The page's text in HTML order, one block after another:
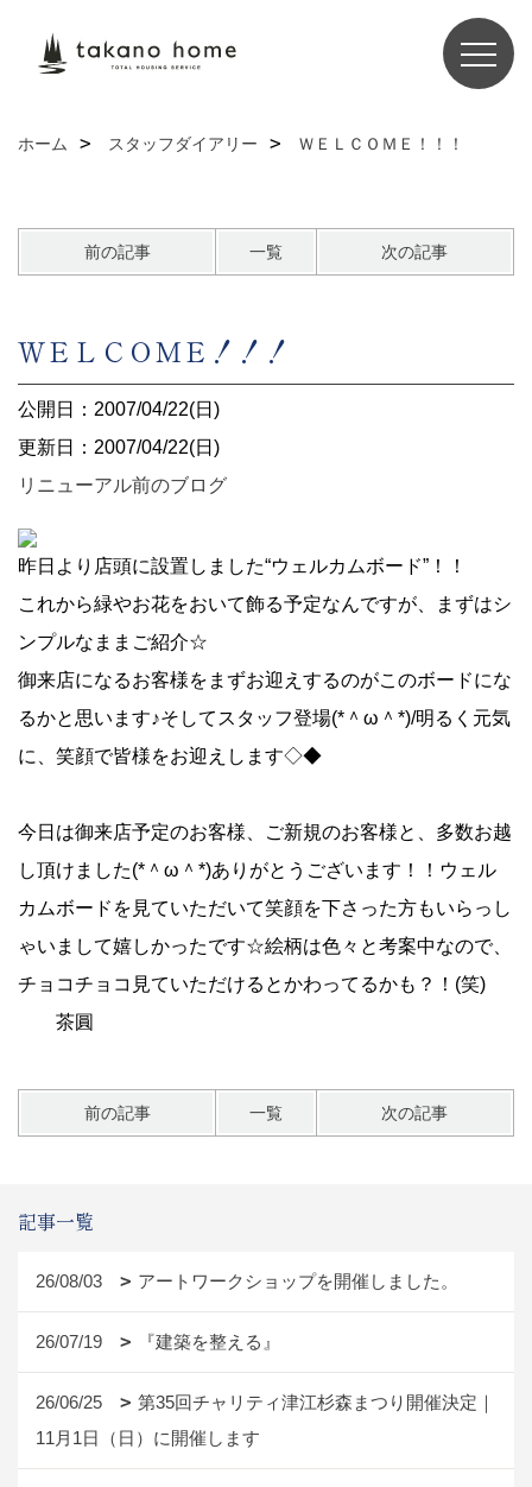
ホーム スタッフダイアリー ＷＥＬＣＯＭＥ！！！
前の記事 一覧 次の記事
ＷＥＬＣＯＭＥ！！！
公開日：2007/04/22(日)
更新日：2007/04/22(日)
リニューアル前のブログ
昨日より店頭に設置しました“ウェルカムボード”！！
これから緑やお花をおいて飾る予定なんですが、まずはシ
ンプルなままご紹介☆
御来店になるお客様をまずお迎えするのがこのボードにな
るかと思います♪そしてスタッフ登場(*＾ω＾*)/明るく元気
に、笑顔で皆様をお迎えします◇◆
今日は御来店予定のお客様、ご新規のお客様と、多数お越
し頂けました(*＾ω＾*)ありがとうございます！！ウェル
カムボードを見ていただいて笑顔を下さった方もいらっし
ゃいまして嬉しかったです☆絵柄は色々と考案中なので、
チョコチョコ見ていただけるとかわってるかも？！(笑)
茶圓
前の記事 一覧 次の記事
記事一覧
26/08/03 アートワークショップを開催しました。
26/07/19 『建築を整える』
26/06/25
第35回チャリティ津江杉森まつり開催決定｜
11月1日（日）に開催します